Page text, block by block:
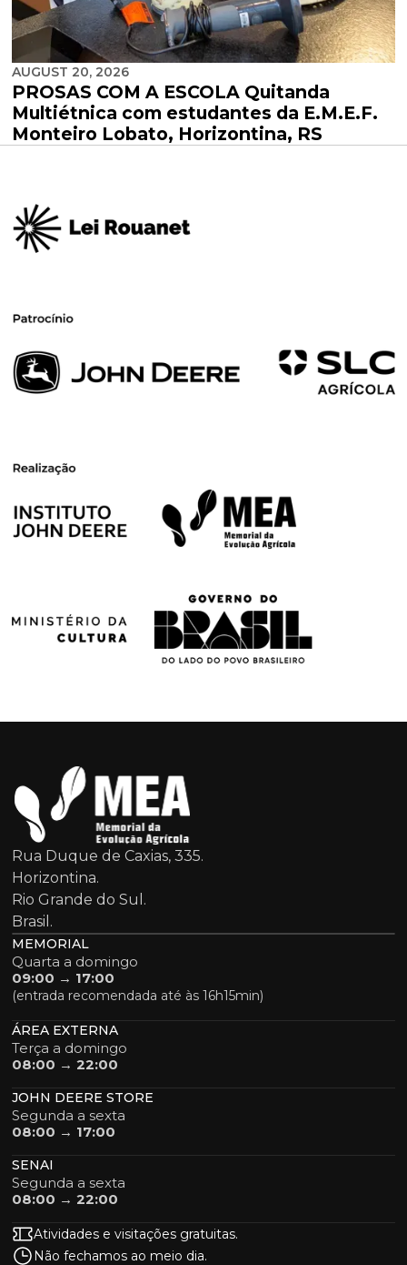
AUGUST 20, 2026
PROSAS COM A ESCOLA Quitanda
Multiétnica com estudantes da E.M.E.F.
Monteiro Lobato, Horizontina, RS
Rua Duque de Caxias, 335.
Horizontina.
Rio Grande do Sul.
Brasil.
MEMORIAL
Quarta a domingo
09:00 → 17:00
(entrada recomendada até às 16h15min)
ÁREA EXTERNA
Terça a domingo
08:00 → 22:00
JOHN DEERE STORE
Segunda a sexta
08:00 → 17:00
SENAI
Segunda a sexta
08:00 → 22:00
Atividades e visitações gratuitas.
Não fechamos ao meio dia.